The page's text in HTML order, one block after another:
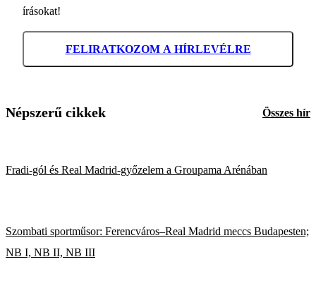
írásokat!
FELIRATKOZOM A HÍRLEVÉLRE
Népszerű cikkek Összes hír
Fradi-gól és Real Madrid-győzelem a Groupama Arénában
Szombati sportműsor: Ferencváros–Real Madrid meccs Budapesten;
NB I, NB II, NB III